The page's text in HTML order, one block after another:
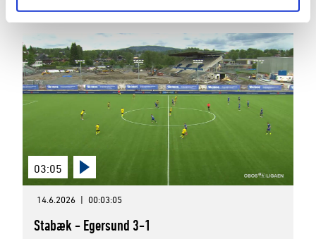
03:05
14.6.2026 | 00:03:05
Stabæk - Egersund 3-1